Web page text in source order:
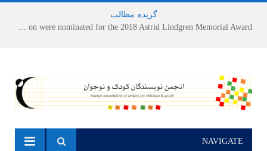
گزیده مطالب
NAVIGATE